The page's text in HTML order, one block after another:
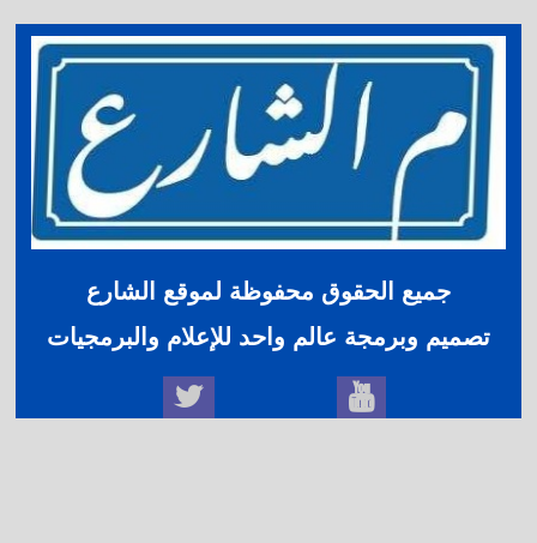
جميع الحقوق محفوظة لموقع الشارع
تصميم وبرمجة عالم واحد للإعلام والبرمجيات